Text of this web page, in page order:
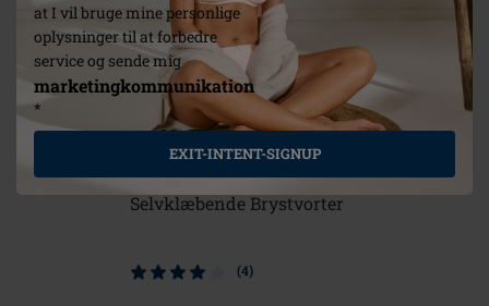
at I vil bruge mine personlige
oplysninger til at forbedre
service og sende mig
marketingkommunikation
*
EXIT-INTENT-SIGNUP
Selvklæbende Brystvorter
(4)